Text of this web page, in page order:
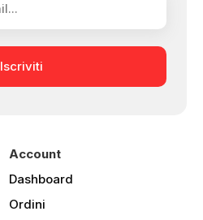
Iscriviti
Account
Dashboard
Ordini